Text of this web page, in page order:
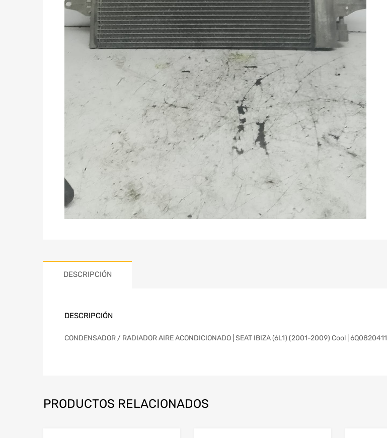
DESCRIPCIÓN
DESCRIPCIÓN
CONDENSADOR / RADIADOR AIRE ACONDICIONADO | SEAT IBIZA (6L1) (2001-2009) Cool | 6Q0820411
PRODUCTOS RELACIONADOS